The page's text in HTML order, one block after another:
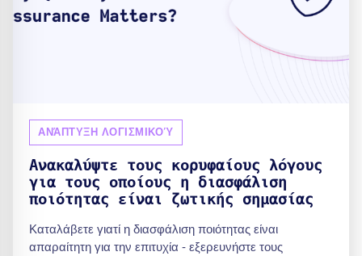
ΑΝΆΠΤΥΞΗ ΛΟΓΙΣΜΙΚΟΎ
Ανακαλύψτε τους κορυφαίους λόγους
για τους οποίους η διασφάλιση
ποιότητας είναι ζωτικής σημασίας
Καταλάβετε γιατί η διασφάλιση ποιότητας είναι
απαραίτητη για την επιτυχία - εξερευνήστε τους